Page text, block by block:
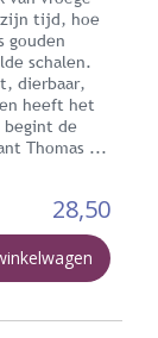
zijn tijd, hoe
gouden
schalen.
dierbaar,
heeft het
begint de
Thomas ...
28,50